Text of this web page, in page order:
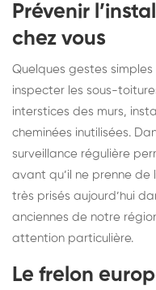
Prévenir
chez vous
Quelques gestes
inspecter les sous-
interstices des murs,
cheminées inutilisées.
surveillance régulière
avant qu’il ne prenne de
très prisés aujourd’hui
anciennes de notre
attention particulière.
Le frelon